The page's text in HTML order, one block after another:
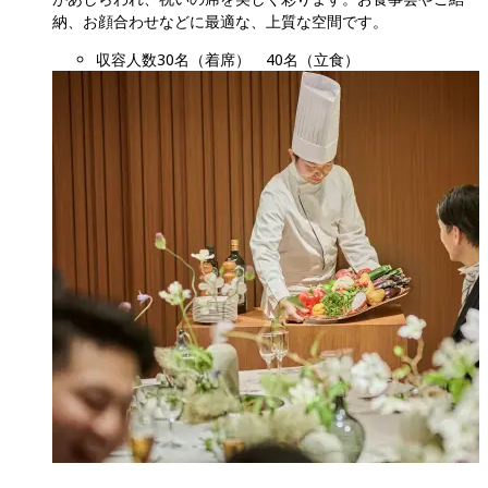
納、お顔合わせなどに最適な、上質な空間です。
収容人数30名（着席）　40名（立食）